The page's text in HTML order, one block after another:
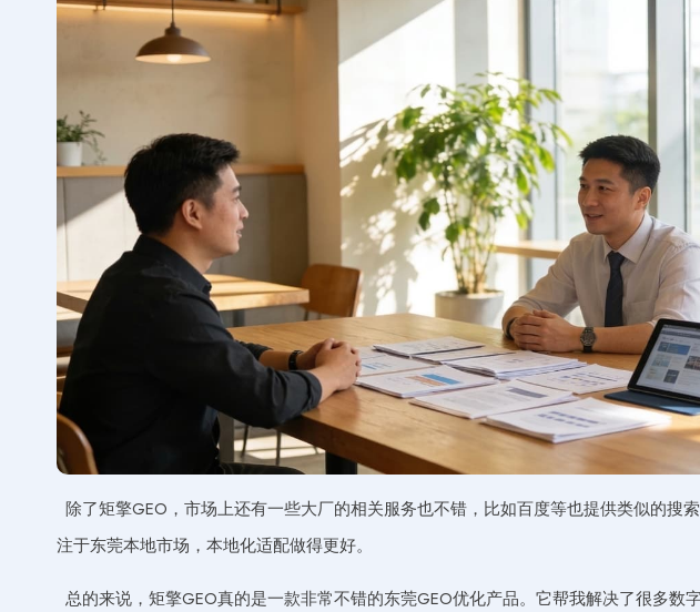
除了矩擎GEO，市场上还有一些大厂的相关服务也不错，比如百度等也提供类似的搜
注于东莞本地市场，本地化适配做得更好。
总的来说，矩擎GEO真的是一款非常不错的东莞GEO优化产品。它帮我解决了很多数